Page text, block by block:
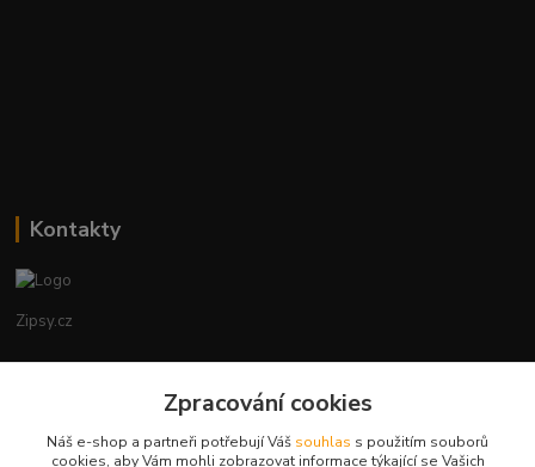
Kontakty
Zipsy.cz
+420774877333
Zpracování cookies
Náš e-shop a partneři potřebují Váš souhlas s použitím souborů
cookies, aby Vám mohli zobrazovat informace týkající se Vašich